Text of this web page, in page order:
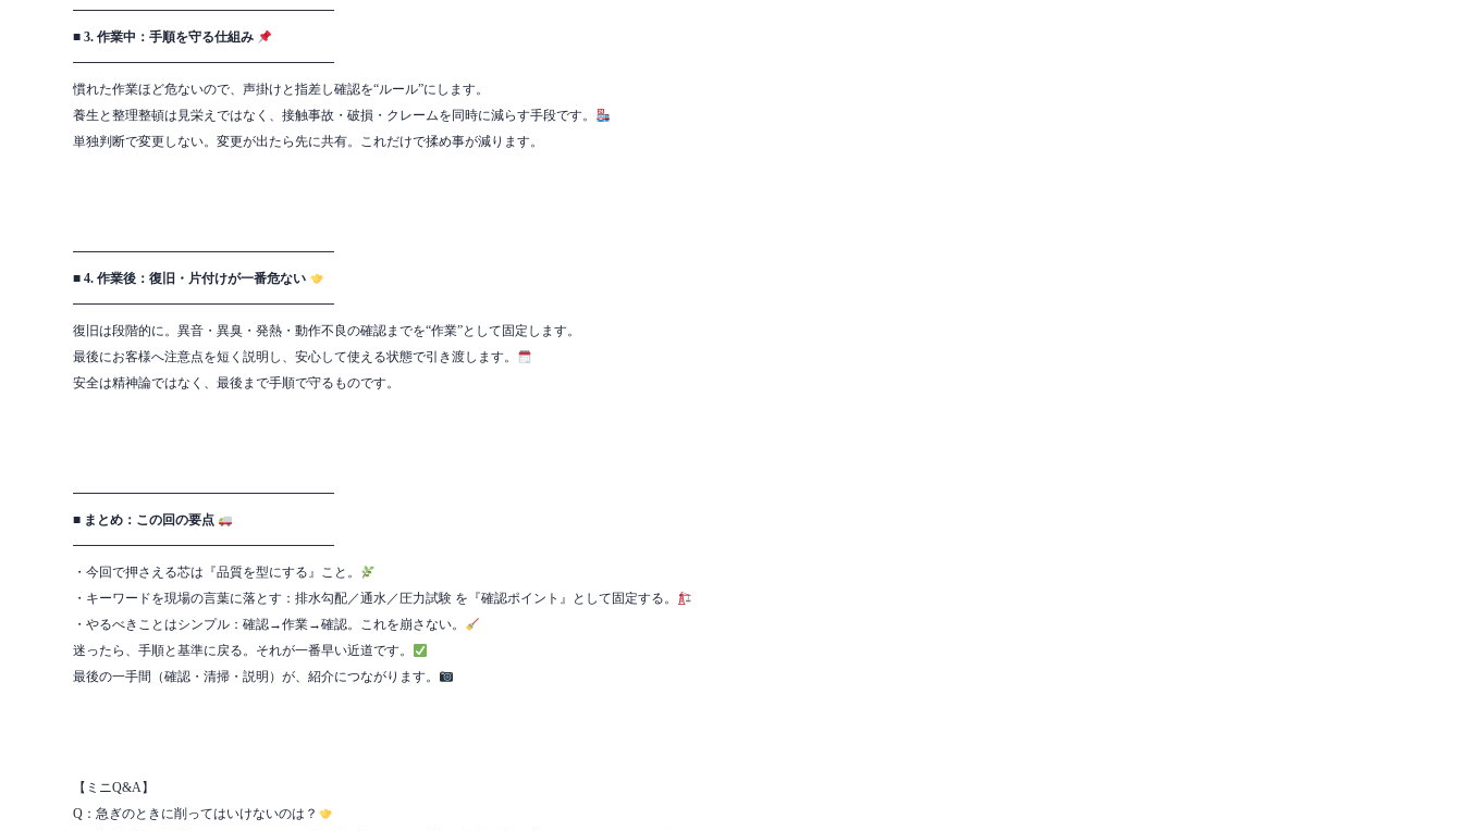
━━━━━━━━━━━━━━━━━━━━
■ 3. 作業中：手順を守る仕組み
━━━━━━━━━━━━━━━━━━━━
慣れた作業ほど危ないので、声掛けと指差し確認を“ルール”にします。
養生と整理整頓は見栄えではなく、接触事故・破損・クレームを同時に減らす手段です。
単独判断で変更しない。変更が出たら先に共有。これだけで揉め事が減ります。
━━━━━━━━━━━━━━━━━━━━
■ 4. 作業後：復旧・片付けが一番危ない
━━━━━━━━━━━━━━━━━━━━
復旧は段階的に。異音・異臭・発熱・動作不良の確認までを“作業”として固定します。
最後にお客様へ注意点を短く説明し、安心して使える状態で引き渡します。
安全は精神論ではなく、最後まで手順で守るものです。
━━━━━━━━━━━━━━━━━━━━
■ まとめ：この回の要点
━━━━━━━━━━━━━━━━━━━━
・今回で押さえる芯は『品質を型にする』こと。
・キーワードを現場の言葉に落とす：排水勾配／通水／圧力試験 を『確認ポイント』として固定する。
・やるべきことはシンプル：確認→作業→確認。これを崩さない。
迷ったら、手順と基準に戻る。それが一番早い近道です。
最後の一手間（確認・清掃・説明）が、紹介につながります。
【ミニQ&A】
Q：急ぎのときに削ってはいけないのは？